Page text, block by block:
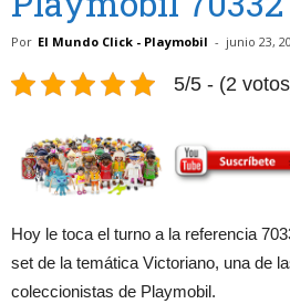
Por El Mundo Click - Playmobil - junio 23,
5/5 - (2
Hoy le toca el turno a la referencia
set de la temática Victoriano, una de
coleccionistas de Playmobil.